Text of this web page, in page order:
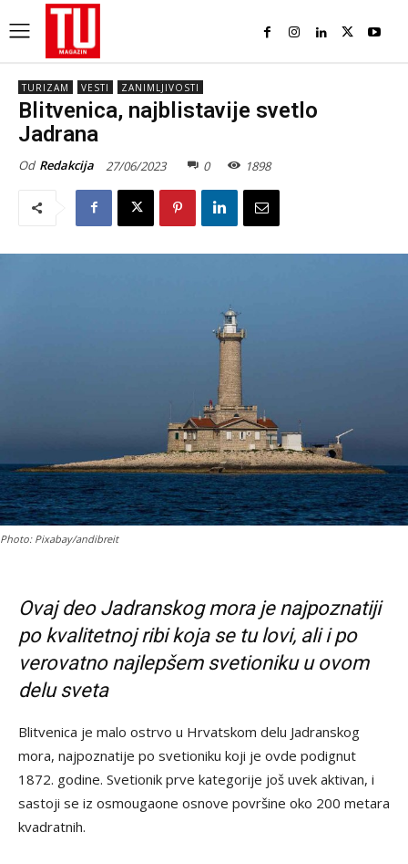
TURIZAM VESTI ZANIMLJIVOSTI
Blitvenica, najblistavije svetlo
Jadrana
Od Redakcija 27/06/2023 0 1898
Photo: Pixabay/andibreit
Ovaj deo Jadranskog mora je najpoznatiji
po kvalitetnoj ribi koja se tu lovi, ali i po
verovatno najlepšem svetioniku u ovom
delu sveta
Blitvenica je malo ostrvo u Hrvatskom delu Jadranskog
mora, najpoznatije po svetioniku koji je ovde podignut
1872. godine. Svetionik prve kategorije još uvek aktivan, i
sastoji se iz osmougaone osnove površine oko 200 metara
kvadratnih.